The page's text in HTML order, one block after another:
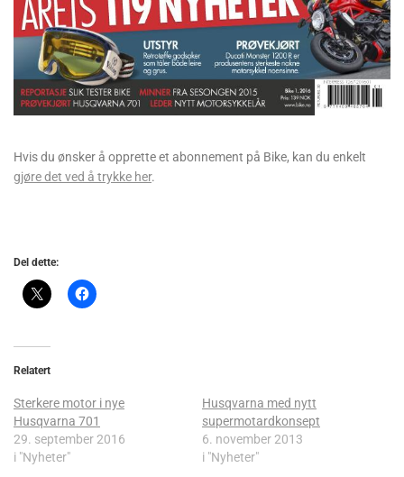
Hvis du ønsker å opprette et abonnement på Bike, kan du enkelt
gjøre det ved å trykke her.
Del dette:
Relatert
Sterkere motor i nye
Husqvarna 701
29. september 2016
i "Nyheter"
Husqvarna med nytt
supermotardkonsept
6. november 2013
i "Nyheter"